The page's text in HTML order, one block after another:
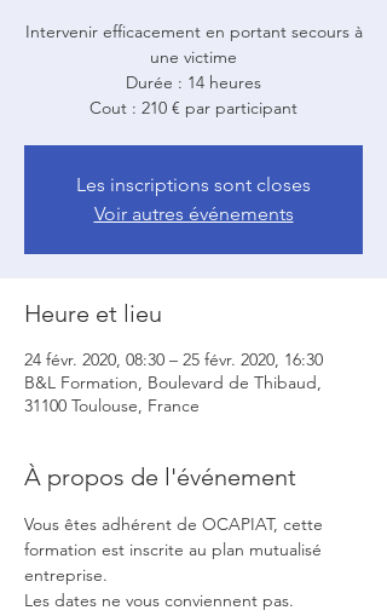
Intervenir efficacement en portant secours à
une victime
Durée : 14 heures
Cout : 210 € par participant
Les inscriptions sont closes
Voir autres événements
Heure et lieu
24 févr. 2020, 08:30 – 25 févr. 2020, 16:30
B&L Formation, Boulevard de Thibaud,
31100 Toulouse, France
À propos de l'événement
Vous êtes adhérent de OCAPIAT, cette
formation est inscrite au plan mutualisé
entreprise.
Les dates ne vous conviennent pas.